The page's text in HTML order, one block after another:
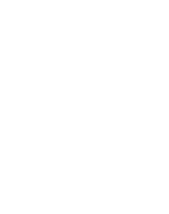
un match fou contre l’Autriche (3-3)